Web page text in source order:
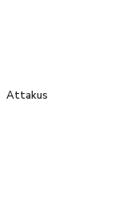
Attakus